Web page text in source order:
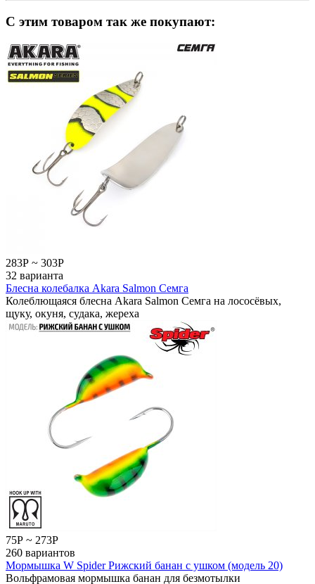
C этим товаром так же покупают:
283Р ~ 303Р
32 варианта
Блесна колебалка Akara Salmon Семга
Колеблющаяся блесна Akara Salmon Семга на лососёвых,
щуку, окуня, судака, жереха
75Р ~ 273Р
260 вариантов
Мормышка W Spider Рижский банан с ушком (модель 20)
Вольфрамовая мормышка банан для безмотылки